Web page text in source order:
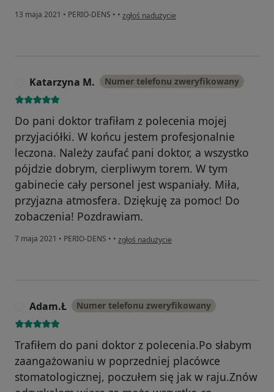
13 maja 2021 • PERIO-DENS • • w opinii użytkownika Anna B.
zgłoś nadużycie
Katarzyna M. Numer telefonu zweryfikowany
Do pani doktor trafiłam z polecenia mojej
przyjaciółki. W końcu jestem profesjonalnie
leczona. Należy zaufać pani doktor, a wszystko
pójdzie dobrym, cierpliwym torem. W tym
gabinecie cały personel jest wspaniały. Miła,
przyjazna atmosfera. Dziękuję za pomoc! Do
zobaczenia! Pozdrawiam.
7 maja 2021 • PERIO-DENS • • w opinii użytkownika Katarzyna M.
zgłoś nadużycie
Adam.Ł Numer telefonu zweryfikowany
Trafiłem do pani doktor z polecenia.Po słabym
zaangażowaniu w poprzedniej placówce
stomatologicznej, poczułem się jak w raju.Znów